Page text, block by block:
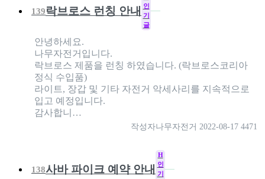
139락브로스 런칭 안내
인
기
글
안녕하세요.
나무자전거입니다.
락브로스 제품을 런칭 하였습니다. (락브로스코리아
정식 수입품)
라이트, 장갑 및 기타 자전거 악세사리를 지속적으로
입고 예정입니다.
감사합니…
작성자나무자전거 2022-08-17 4471
138사바 파이크 예약 안내
H
인
기